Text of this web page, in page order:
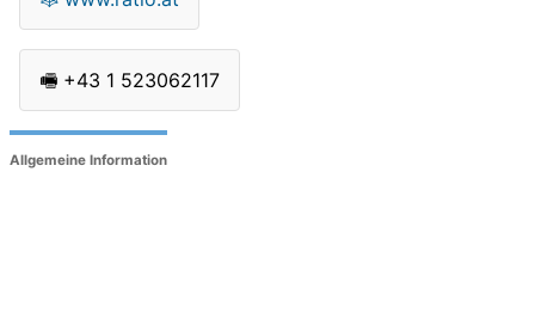
🖷 +43 1 523062117
Allgemeine Information